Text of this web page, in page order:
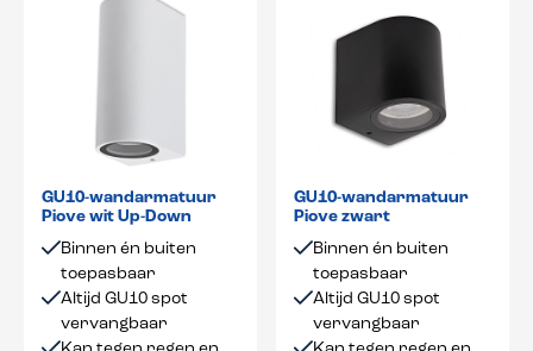
GU10-wandarmatuur
Piove wit Up-Down
Binnen én buiten
toepasbaar
Altijd GU10 spot
vervangbaar
GU10-wandarmatuur
Piove zwart
Binnen én buiten
toepasbaar
Altijd GU10 spot
vervangbaar